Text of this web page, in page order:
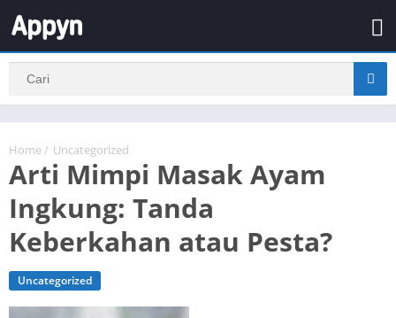
Home / Uncategorized
Arti Mimpi Masak Ayam
Ingkung: Tanda
Keberkahan atau Pesta?
Uncategorized